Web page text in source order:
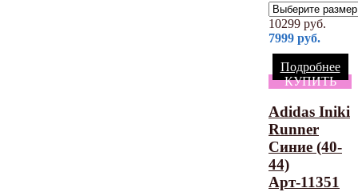
10299 руб.
7999 руб.
Подробнее
КУПИТЬ
Adidas Iniki
Runner
Синие (40-
44)
Арт-11351